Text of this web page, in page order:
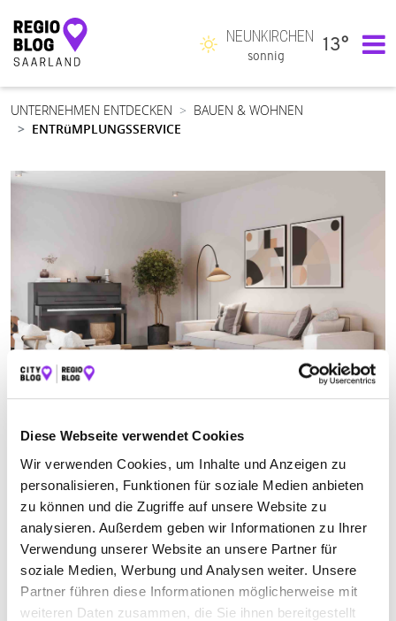
Diese Webseite verwendet Cookies
Wir verwenden Cookies, um Inhalte und Anzeigen zu
personalisieren, Funktionen für soziale Medien anbieten
zu können und die Zugriffe auf unsere Website zu
analysieren. Außerdem geben wir Informationen zu Ihrer
Verwendung unserer Website an unsere Partner für
soziale Medien, Werbung und Analysen weiter. Unsere
Partner führen diese Informationen möglicherweise mit
weiteren Daten zusammen, die Sie ihnen bereitgestellt
Hauptnavigation
NEUNKIRCHEN
sonnig
13°
UNTERNEHMEN ENTDECKEN
BAUEN & WOHNEN
ENTRüMPLUNGSSERVICE
ENTRÜMPLUNGSSERVICE IN NEUNKIRCHEN
Suchen nach
Finden